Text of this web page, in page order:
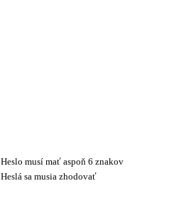
Heslo musí mať aspoň 6 znakov
Heslá sa musia zhodovať